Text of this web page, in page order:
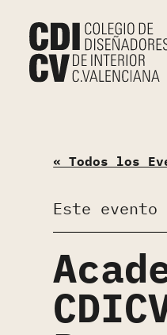
« Todos los
Este evento